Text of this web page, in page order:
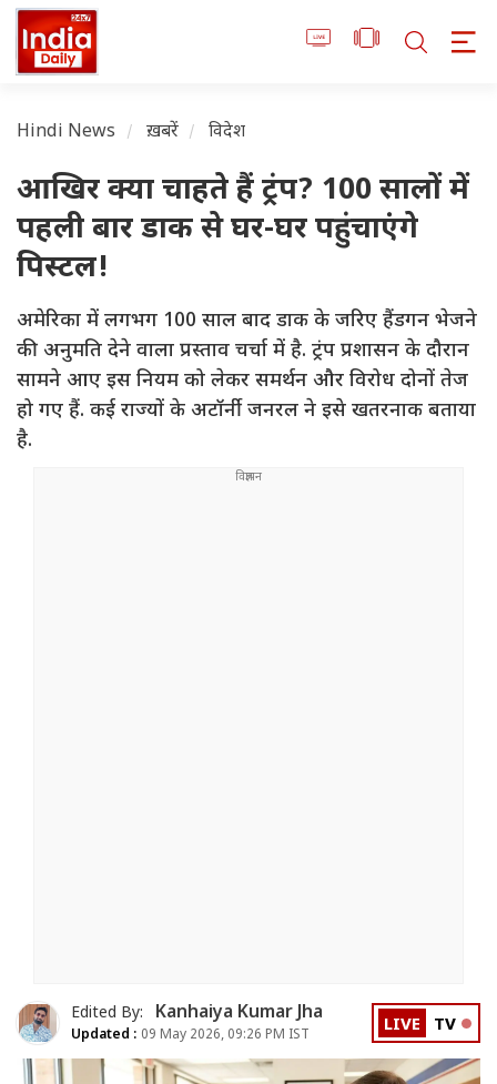
Hindi News ख़बरें विदेश
आखिर क्या चाहते हैं ट्रंप? 100 सालों में
पहली बार डाक से घर-घर पहुंचाएंगे
पिस्टल!
अमेरिका में लगभग 100 साल बाद डाक के जरिए हैंडगन भेजने
की अनुमति देने वाला प्रस्ताव चर्चा में है. ट्रंप प्रशासन के दौरान
सामने आए इस नियम को लेकर समर्थन और विरोध दोनों तेज
हो गए हैं. कई राज्यों के अटॉर्नी जनरल ने इसे खतरनाक बताया
है.
Edited By: Kanhaiya Kumar Jha
Updated : 09 May 2026, 09:26 PM IST LIVE TV